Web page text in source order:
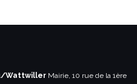
Wattwiller Mairie, 10 rue de la 1ère